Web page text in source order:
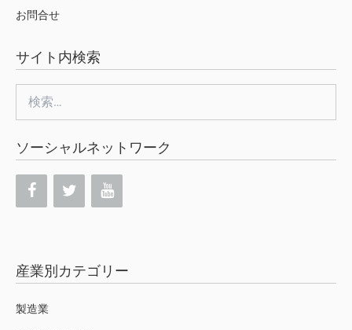
お問合せ
サイト内検索
索:
ソーシャルネットワーク
産業別カテゴリー
製造業